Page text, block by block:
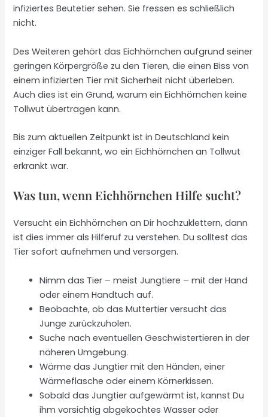
infiziertes Beutetier sehen. Sie fressen es schließlich
nicht.
Des Weiteren gehört das Eichhörnchen aufgrund seiner
geringen Körpergröße zu den Tieren, die einen Biss von
einem infizierten Tier mit Sicherheit nicht überleben.
Auch dies ist ein Grund, warum ein Eichhörnchen keine
Tollwut übertragen kann.
Bis zum aktuellen Zeitpunkt ist in Deutschland kein
einziger Fall bekannt, wo ein Eichhörnchen an Tollwut
erkrankt war.
Was tun, wenn Eichhörnchen Hilfe sucht?
Versucht ein Eichhörnchen an Dir hochzuklettern, dann
ist dies immer als Hilferuf zu verstehen. Du solltest das
Tier sofort aufnehmen und versorgen.
Nimm das Tier – meist Jungtiere – mit der Hand
oder einem Handtuch auf.
Beobachte, ob das Muttertier versucht das
Junge zurückzuholen.
Suche nach eventuellen Geschwistertieren in der
näheren Umgebung.
Wärme das Jungtier mit den Händen, einer
Wärmeflasche oder einem Körnerkissen.
Sobald das Jungtier aufgewärmt ist, kannst Du
ihm vorsichtig abgekochtes Wasser oder